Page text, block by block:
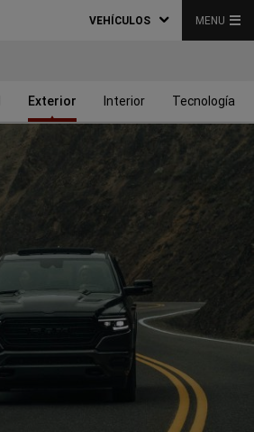
VEHÍCULOS MENU
Exterior Interior Tecnología